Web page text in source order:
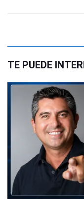
TE PUEDE